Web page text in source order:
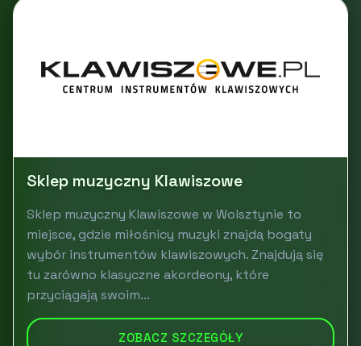
Sklep muzyczny Klawiszowe
Sklep muzyczny Klawiszowe w Wolsztynie to
miejsce, gdzie miłośnicy muzyki znajdą bogaty
wybór instrumentów klawiszowych. Znajdują się
tu zarówno klasyczne akordeony, które
przyciągają swoim...
ZOBACZ SZCZEGÓŁY